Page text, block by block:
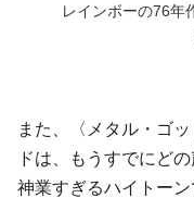
レインボーの76年
また、〈メタル・ゴ
ドは、もうすでにど
神業すぎるハイトー